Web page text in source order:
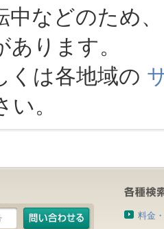
などのため
あります。
は各地域の
い。
料金